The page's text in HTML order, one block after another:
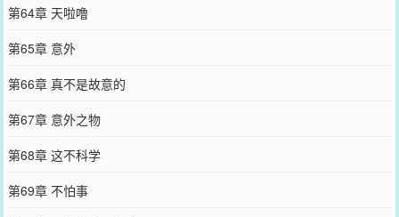
第64章 天啦噜
第65章 意外
第66章 真不是故意的
第67章 意外之物
第68章 这不科学
第69章 不怕事